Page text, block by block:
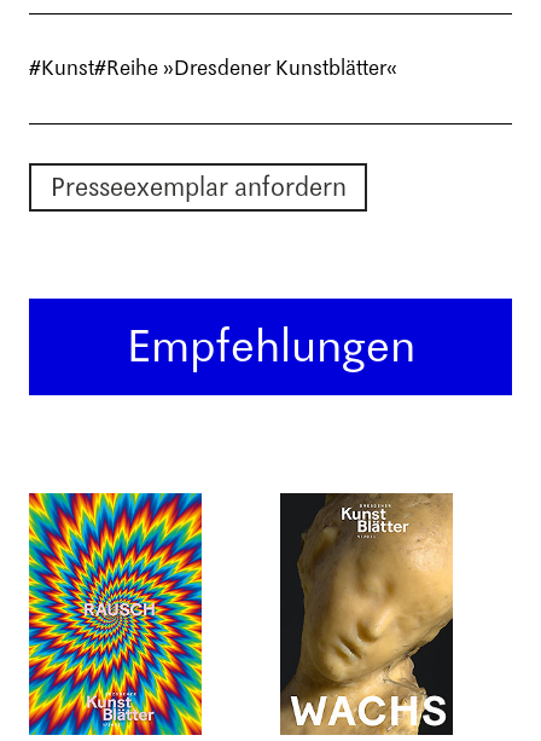
#Kunst#Reihe »Dresdener Kunstblätter«
Presseexemplar anfordern
Empfehlungen